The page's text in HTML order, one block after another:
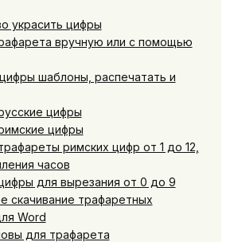
украсить цифры
вручную или с помощью
шаблоны, распечатать и
цифры
цифры
римских цифр от 1 до 12,
часов
для вырезания от 0 до 9
скачивание трафаретных
Word
для трафарета